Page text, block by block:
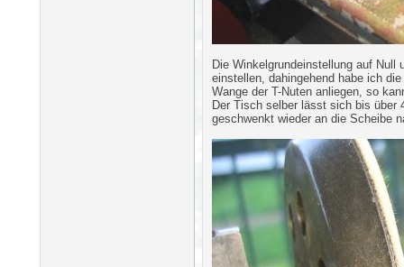
Die Winkelgrundeinstellung auf
einstellen, dahingehend habe ich
Wange der T-Nuten anliegen, so
Der Tisch selber lässt sich bis über
geschwenkt wieder an die Scheibe